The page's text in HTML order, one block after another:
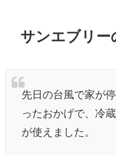
サンエブリー
先日の台風で家が
ったおかげで、冷
が使えました。